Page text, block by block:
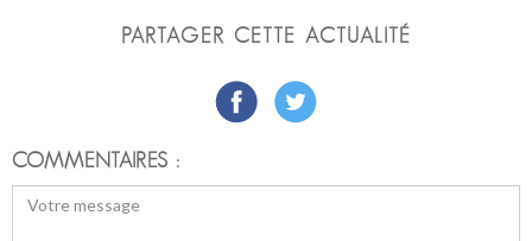
PARTAGER CETTE ACTUALITÉ
COMMENTAIRES :